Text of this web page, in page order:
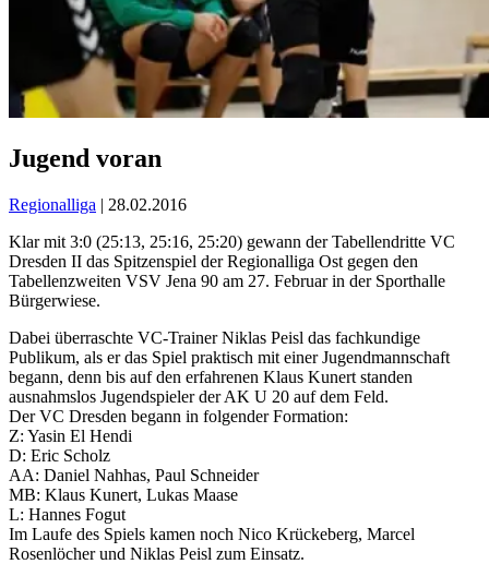
Jugend voran
Regionalliga | 28.02.2016
Klar mit 3:0 (25:13, 25:16, 25:20) gewann der Tabellendritte VC
Dresden II das Spitzenspiel der Regionalliga Ost gegen den
Tabellenzweiten VSV Jena 90 am 27. Februar in der Sporthalle
Bürgerwiese.
Dabei überraschte VC-Trainer Niklas Peisl das fachkundige
Publikum, als er das Spiel praktisch mit einer Jugendmannschaft
begann, denn bis auf den erfahrenen Klaus Kunert standen
ausnahmslos Jugendspieler der AK U 20 auf dem Feld.
Der VC Dresden begann in folgender Formation:
Z: Yasin El Hendi
D: Eric Scholz
AA: Daniel Nahhas, Paul Schneider
MB: Klaus Kunert, Lukas Maase
L: Hannes Fogut
Im Laufe des Spiels kamen noch Nico Krückeberg, Marcel
Rosenlöcher und Niklas Peisl zum Einsatz.